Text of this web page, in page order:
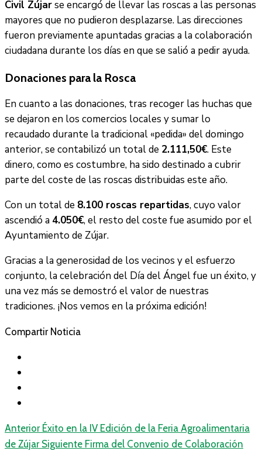
Civil Zújarse encargó de llevar las roscas a las personas
mayores que no pudieron desplazarse. Las direcciones
fueron previamente apuntadas gracias a la colaboración
ciudadana durante los días en que se salió a pedir ayuda.
Donaciones para la Rosca
En cuanto a las donaciones, tras recoger las huchas que
se dejaron en los comercios locales y sumar lo
recaudado durante la tradicional «pedida» del domingo
anterior, se contabilizó un total de 2.111,50€. Este
dinero, como es costumbre, ha sido destinado a cubrir
parte del coste de las roscas distribuidas este año.
Con un total de 8.100 roscas repartidas, cuyo valor
ascendió a 4.050€, el resto del coste fue asumido por el
Ayuntamiento de Zújar.
Gracias a la generosidad de los vecinos y el esfuerzo
conjunto, la celebración del Día del Ángel fue un éxito, y
una vez más se demostró el valor de nuestras
tradiciones. ¡Nos vemos en la próxima edición!
Compartir Noticia
Anterior Éxito en la IV Edición de la Feria Agroalimentaria
de Zújar Siguiente Firma del Convenio de Colaboración